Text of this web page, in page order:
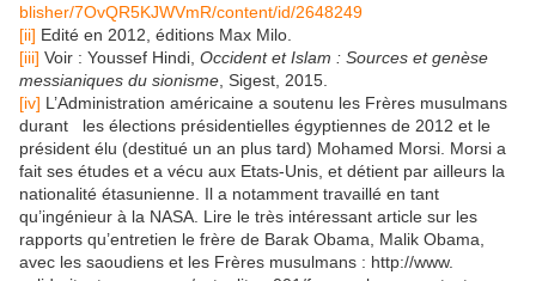
blisher/7OvQR5KJWVmR/content/id/2648249
[ii] Edité en 2012, éditions Max Milo.
[iii] Voir : Youssef Hindi, Occident et Islam : Sources et genèse
messianiques du sionisme , Sigest, 2015.
[iv] L’Administration américaine a soutenu les Frères musulmans
durant les élections présidentielles égyptiennes de 2012 et le
président élu (destitué un an plus tard) Mohamed Morsi. Morsi a
fait ses études et a vécu aux Etats-Unis, et détient par ailleurs la
nationalité étasunienne. Il a notamment travaillé en tant
qu’ingénieur à la NASA. Lire le très intéressant article sur les
rapports qu’entretien le frère de Barak Obama, Malik Obama,
avec les saoudiens et les Frères musulmans : http://www.